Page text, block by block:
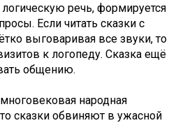
речь, формируется
Если читать сказки с
выговаривая все звуки, то
к логопеду. Сказка ещё
общению.
народная
сказки обвиняют в ужасной